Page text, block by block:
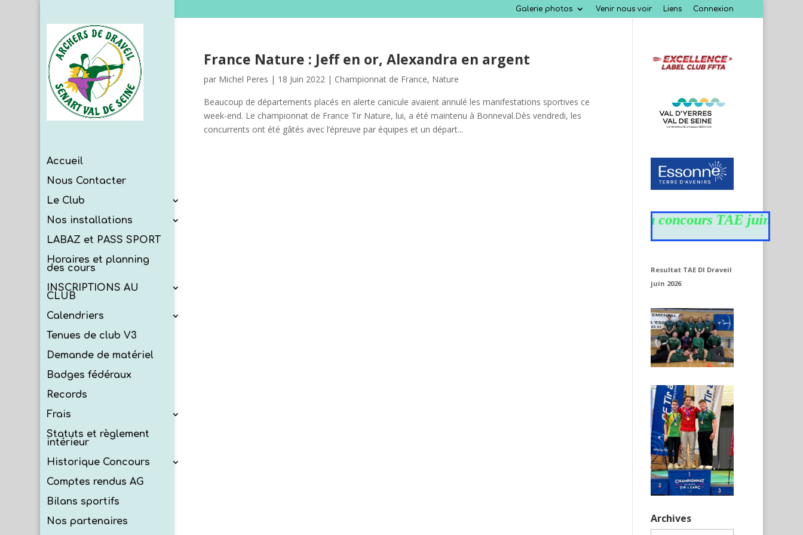
Galerie photos Venir nous voir Liens Connexion
Accueil
Nous Contacter
Le Club
Nos installations
LABAZ et PASS SPORT
Horaires et planning
des cours
INSCRIPTIONS AU
CLUB
Calendriers
Tenues de club V3
Demande de matériel
Badges fédéraux
Records
Frais
Statuts et règlement
intérieur
Historique Concours
Comptes rendus AG
Bilans sportifs
Nos partenaires
France Nature : Jeff en or, Alexandra en argent
par Michel Peres | 18 Juin 2022 | Championnat de France, Nature
Beaucoup de départements placés en alerte canicule avaient annulé les manifestations sportives ce
week-end. Le championnat de France Tir Nature, lui, a été maintenu à Bonneval.Dès vendredi, les
concurrents ont été gâtés avec l’épreuve par équipes et un départ...
Résultats du concours TAE juin
Resultat TAE DI Draveil
juin 2026
Archives